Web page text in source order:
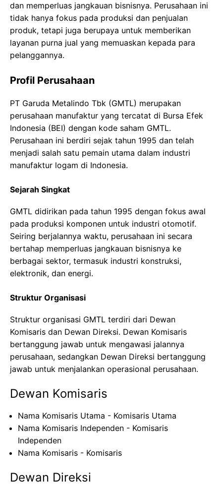
dan memperluas jangkauan bisnisnya. Perusahaan ini
tidak hanya fokus pada produksi dan penjualan
produk, tetapi juga berupaya untuk memberikan
layanan purna jual yang memuaskan kepada para
pelanggannya.
Profil Perusahaan
PT Garuda Metalindo Tbk (GMTL) merupakan
perusahaan manufaktur yang tercatat di Bursa Efek
Indonesia (BEI) dengan kode saham GMTL.
Perusahaan ini berdiri sejak tahun 1995 dan telah
menjadi salah satu pemain utama dalam industri
manufaktur logam di Indonesia.
Sejarah Singkat
GMTL didirikan pada tahun 1995 dengan fokus awal
pada produksi komponen untuk industri otomotif.
Seiring berjalannya waktu, perusahaan ini secara
bertahap memperluas jangkauan bisnisnya ke
berbagai sektor, termasuk industri konstruksi,
elektronik, dan energi.
Struktur Organisasi
Struktur organisasi GMTL terdiri dari Dewan
Komisaris dan Dewan Direksi. Dewan Komisaris
bertanggung jawab untuk mengawasi jalannya
perusahaan, sedangkan Dewan Direksi bertanggung
jawab untuk menjalankan operasional perusahaan.
Dewan Komisaris
Nama Komisaris Utama - Komisaris Utama
Nama Komisaris Independen - Komisaris
Independen
Nama Komisaris - Komisaris
Dewan Direksi